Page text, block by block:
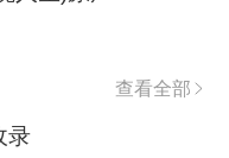
查看全部
录